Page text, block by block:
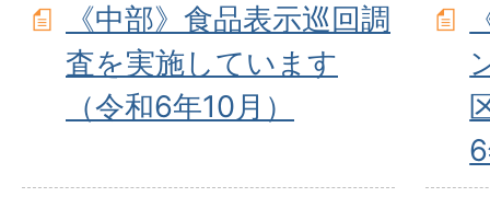
《中部》食品表示巡回調
査を実施しています
（令和6年10月）